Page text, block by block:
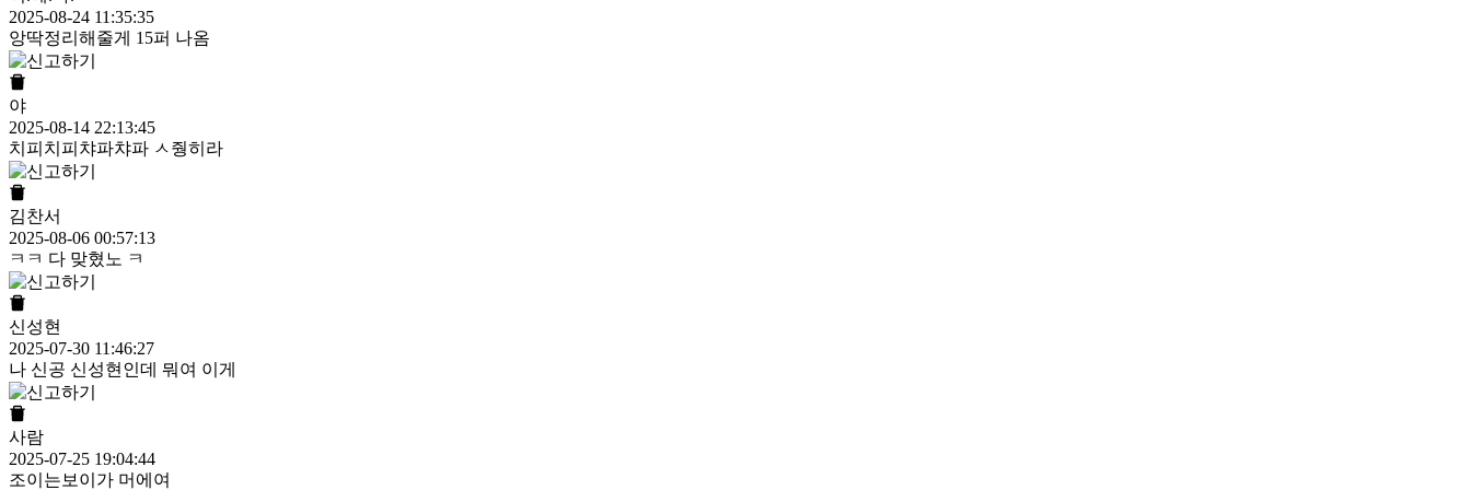
2025-08-24 11:35:35
앙딱정리해줄게 15퍼 나옴
야
2025-08-14 22:13:45
치피치피챠파챠파 ㅅ줭히라
김찬서
2025-08-06 00:57:13
ㅋㅋ 다 맞혔노 ㅋ
신성현
2025-07-30 11:46:27
나 신공 신성현인데 뭐여 이게
사람
2025-07-25 19:04:44
조이는보이가 머에여